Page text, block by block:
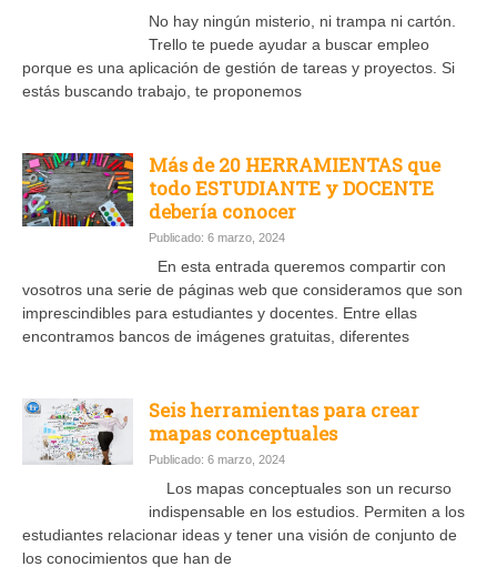
No hay ningún misterio, ni trampa ni cartón.
Trello te puede ayudar a buscar empleo
porque es una aplicación de gestión de tareas y proyectos. Si
estás buscando trabajo, te proponemos
Más de 20 HERRAMIENTAS que
todo ESTUDIANTE y DOCENTE
debería conocer
Publicado: 6 marzo, 2024
En esta entrada queremos compartir con
vosotros una serie de páginas web que consideramos que son
imprescindibles para estudiantes y docentes. Entre ellas
encontramos bancos de imágenes gratuitas, diferentes
Seis herramientas para crear
mapas conceptuales
Publicado: 6 marzo, 2024
Los mapas conceptuales son un recurso
indispensable en los estudios. Permiten a los
estudiantes relacionar ideas y tener una visión de conjunto de
los conocimientos que han de